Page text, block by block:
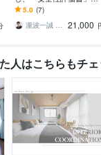
作ります 一生の買い物に
安心を。地形・古地図か
ら災害リスクを徹底分析
5.0 (7)
瀧波一誠 （社）日本地域地理研究所理事長
21,000
人はこちらもチ